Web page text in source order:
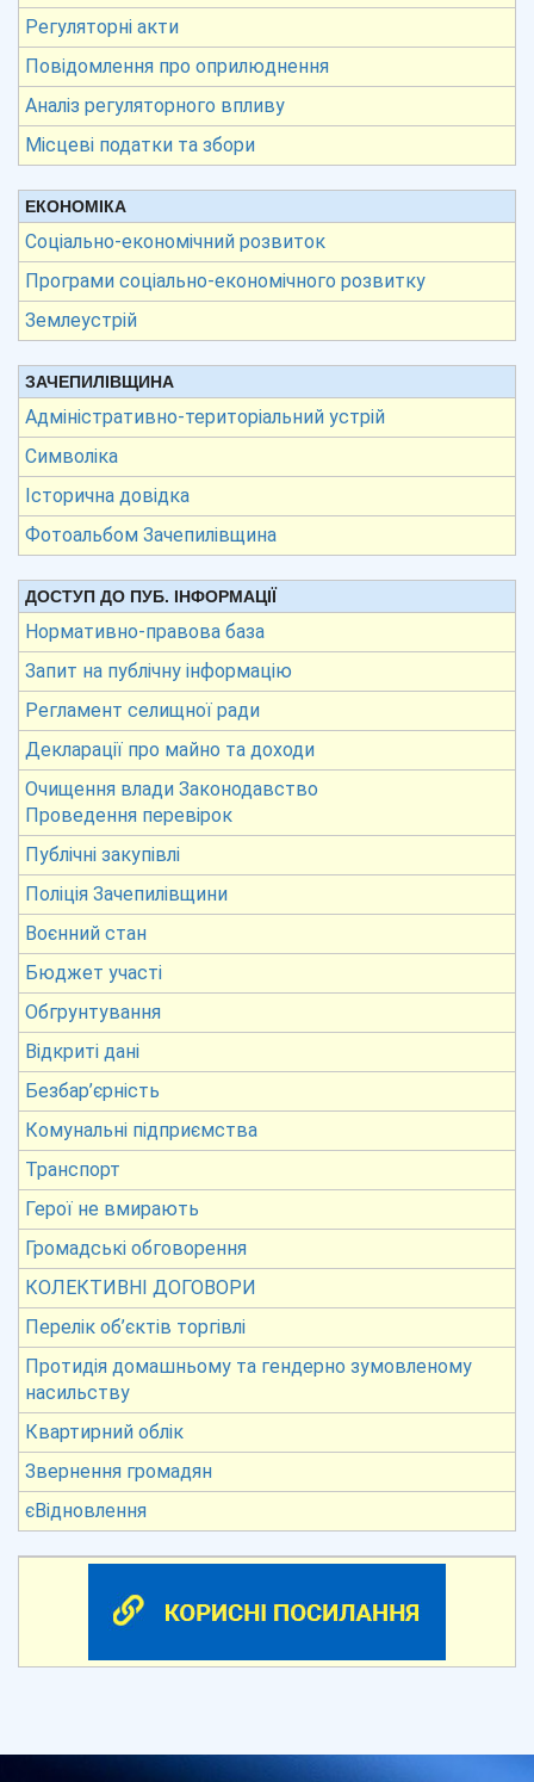
Регуляторні акти
Повідомлення про оприлюднення
Аналіз регуляторного впливу
Місцеві податки та збори
ЕКОНОМІКА
Соціально-економічний розвиток
Програми соціально-економічного розвитку
Землеустрій
ЗАЧЕПИЛІВЩИНА
Адміністративно-територіальний устрій
Символіка
Історична довідка
Фотоальбом Зачепилівщина
ДОСТУП ДО ПУБ. ІНФОРМАЦІЇ
Нормативно-правова база
Запит на публічну інформацію
Регламент селищної ради
Декларації про майно та доходи
Очищення влади Законодавство
Проведення перевірок
Публічні закупівлі
Поліція Зачепилівщини
Воєнний стан
Бюджет участі
Обгрунтування
Відкриті дані
Безбар’єрність
Комунальні підприємства
Транспорт
Герої не вмирають
Громадські обговорення
КОЛЕКТИВНІ ДОГОВОРИ
Перелік об’єктів торгівлі
Протидія домашньому та гендерно зумовленому
насильству
Квартирний облік
Звернення громадян
єВідновлення